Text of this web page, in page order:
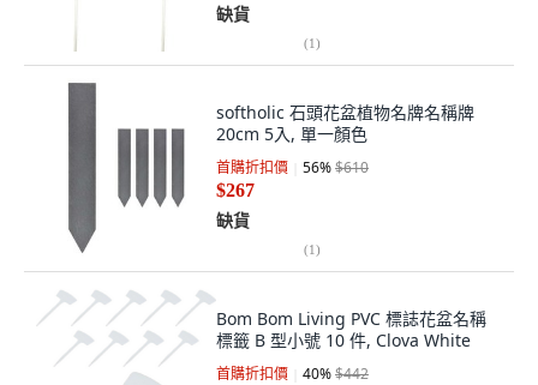
缺貨
(1)
softholic 石頭花盆植物名牌名稱牌
20cm 5入, 單一顏色
首購折扣價 56%$610
$267
缺貨
(1)
Bom Bom Living PVC 標誌花盆名稱
標籤 B 型小號 10 件, Clova White
首購折扣價 40%$442